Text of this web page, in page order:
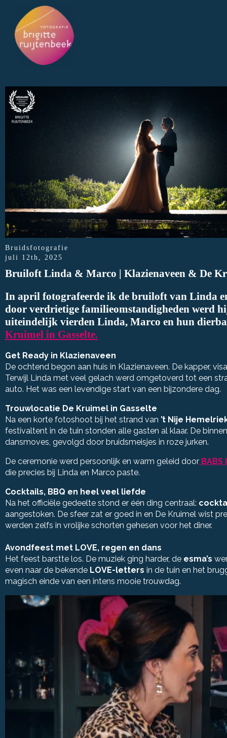
Bruidsfotografie
juli 12th, 2025
Bruiloft Linda & Marco | Klazienaveen & De
In april fotografeerde ik de bruiloft van Linda
door verdrietige familieomstandigheden werd
uiteindelijk vierden Linda, Marco en hun
Kruimel in Gasselte.
Get Ready in Klazienaveen
De ochtend begon aan huis in Klazienaveen. De kapper,
Terwijl Linda met veel gelach werd omgetoverd tot een
auto. Het was een levendige start van een bijzondere dag.
Trouwlocatie De Kruimel in Gasselte
Na een korte fotoshoot bij het strand van ’t Nije
festivaltent in de tuin stonden alle gasten al klaar. De
dansmoves, gevolgd door bruidsmeisjes in roze jurken.
De ceremonie werd persoonlijk en warm geleid door
die precies bij Linda en Marco paste.
Cocktails, BBQ en heel veel liefde
Na het officiële gedeelte stond er één ding centraal:
aangestoken. De sfeer zat er goed in en De Kruimel wist
werden zelfs in vrolijke schorten gehesen voor het diner.
Avondfeest met LOVE, regen en dans
Het feest barstte los. De muziek ging harder, de esma’s
even naar de bekende LOVE-letters in de tuin en het
magisch einde van een intens mooie trouwdag.